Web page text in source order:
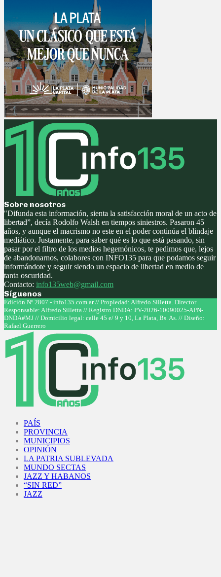
Sobre nosotros
"Difunda esta información, sienta la satisfacción moral de un acto de
libertad”, decía Rodolfo Walsh en tiempos siniestros. Pasaron 45
años, y aunque el macrismo no este en el poder continúa el blindaje
mediático. Justamente, para saber qué es lo que está pasando, sin
pasar por el filtro de los medios hegemónicos, te pedimos que, lejos
de abandonarnos, colabores con INFO135 para que podamos seguir
informándote y seguir siendo un espacio de libertad en medio de
tanta oscuridad.
Contacto: info135web@gmail.com
Síguenos
Facebook
Twitter
Instagram
Youtube
Edición Nº 2807 - info135.com.ar // Propiedad: Alfredo Silletta. Director
Responsable: Alfredo Silletta // Registro DNDA: PV-2026-10090025-APN-
DNDA#MJ // Domicilio legal: calle 45 e/ 9 y 10, La Plata, Bs. As. // Diseño:
Rafael Guerrero
PAÍS
PROVINCIA
MUNICIPIOS
OPINIÓN
LA PATRIA SUBLEVADA
MUNDO SECTAS
JAZZ Y HABANOS
“SIN RED”
JAZZ